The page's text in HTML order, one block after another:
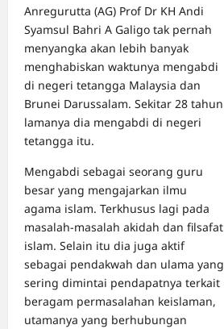
Anregurutta (AG) Prof Dr KH Andi
Syamsul Bahri A Galigo tak pernah
menyangka akan lebih banyak
menghabiskan waktunya mengabdi
di negeri tetangga Malaysia dan
Brunei Darussalam. Sekitar 28 tahun
lamanya dia mengabdi di negeri
tetangga itu.
Mengabdi sebagai seorang guru
besar yang mengajarkan ilmu
agama islam. Terkhusus lagi pada
masalah-masalah akidah dan filsafat
islam. Selain itu dia juga aktif
sebagai pendakwah dan ulama yang
sering dimintai pendapatnya terkait
beragam permasalahan keislaman,
utamanya yang berhubungan